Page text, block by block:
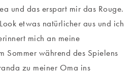
und das erspart mir das Rouge.
etwas natürlicher aus und ich
mich an meine
Sommer während des Spielens
zu meiner Oma ins